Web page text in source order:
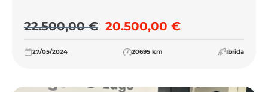
22.500,00€ Il prezzo originale era:
20.500,00 €Il prezzo
27/05/2024 20695 km Ibrida